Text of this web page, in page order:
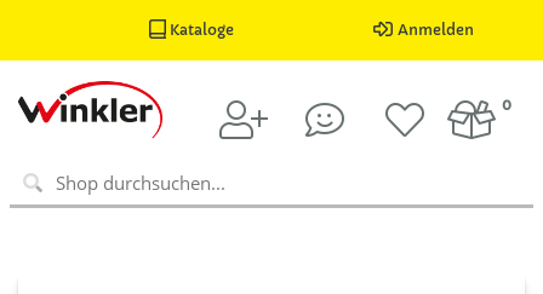
Kataloge Anmelden
0